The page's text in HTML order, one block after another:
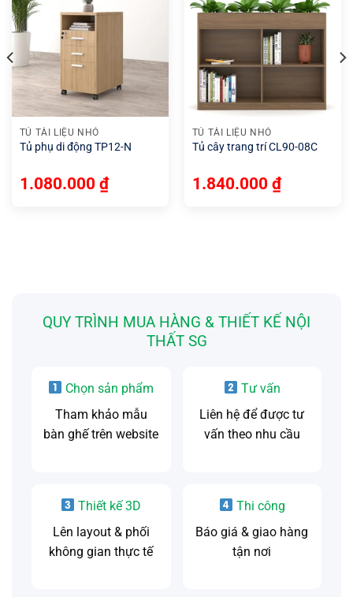
TỦ TÀI LIỆU NHỎ
Tủ phụ di động TP12-N
1.080.000 ₫
TỦ TÀI LIỆU NHỎ
Tủ cây trang trí CL90-08C
1.840.000 ₫
QUY TRÌNH MUA HÀNG & THIẾT KẾ NỘI
THẤT SG
Chọn sản phẩm
Tham khảo mẫu
bàn ghế trên website
Tư vấn
Liên hệ để được tư
vấn theo nhu cầu
Thiết kế 3D
Lên layout & phối
không gian thực tế
Thi công
Báo giá & giao hàng
tận nơi